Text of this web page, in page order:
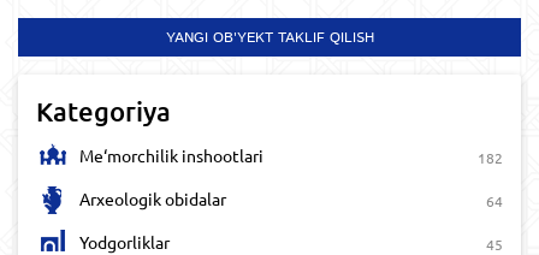
YANGI OB'YEKT TAKLIF QILISH
Kategoriya
Me‘morchilik inshootlari 182
Arxeologik obidalar 64
Yodgorliklar 45